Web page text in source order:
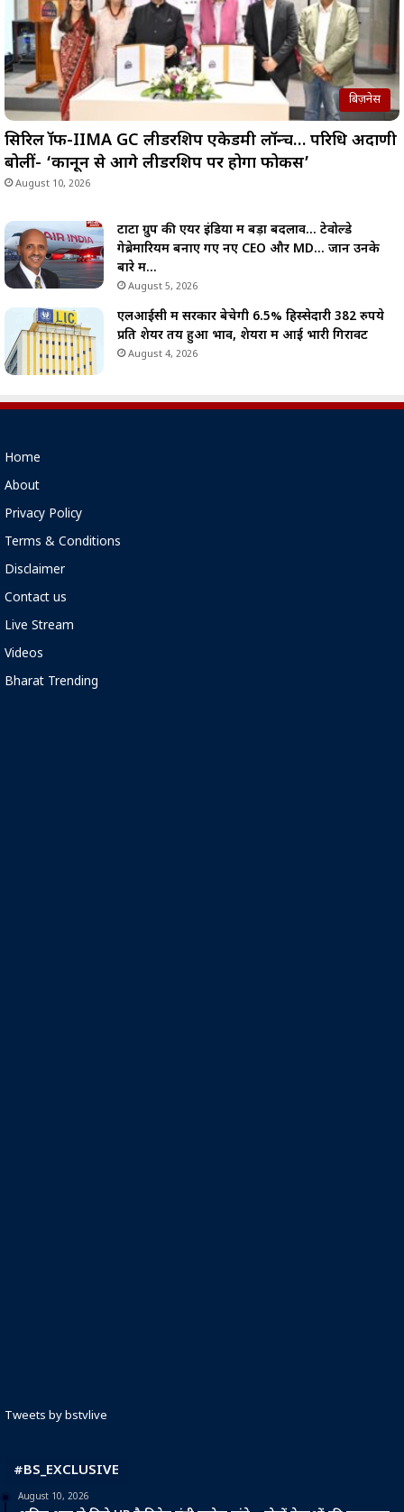
बिज़नेस
सिरिल श्रॉफ-IIMA GC लीडरशिप एकेडमी लॉन्च… परिधि अदाणी
बोलीं- ‘कानून से आगे लीडरशिप पर होगा फोकस’
August 10, 2026
टाटा ग्रुप की एयर इंडिया में बड़ा बदलाव… टेवोल्डे
गेब्रेमारियम बनाए गए नए CEO और MD… जानें उनके
बारे में…
August 5, 2026
एलआईसी में सरकार बेचेगी 6.5% हिस्सेदारी 382 रुपये
प्रति शेयर तय हुआ भाव, शेयरों में आई भारी गिरावट
August 4, 2026
Home
About
Privacy Policy
Terms & Conditions
Disclaimer
Contact us
Live Stream
Videos
Bharat Trending
Tweets by bstvlive
#BS_EXCLUSIVE
August 10, 2026